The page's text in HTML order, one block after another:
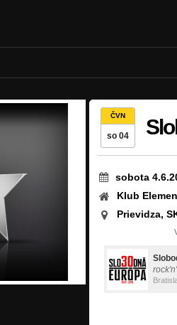
ČVN
so 04
sobota
Klub
Prievidza,